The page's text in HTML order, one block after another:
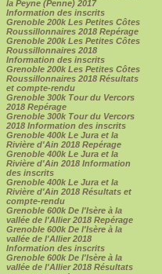
la Peyne (Penne) 2017
Information des inscrits
Grenoble 200k Les Petites Côtes
Roussillonnaires 2018 Repérage
Grenoble 200k Les Petites Côtes
Roussillonnaires 2018
Information des inscrits
Grenoble 200k Les Petites Côtes
Roussillonnaires 2018 Résultats
et compte-rendu
Grenoble 300k Tour du Vercors
2018 Repérage
Grenoble 300k Tour du Vercors
2018 Information des inscrits
Grenoble 400k Le Jura et la
Rivière d'Ain 2018 Repérage
Grenoble 400k Le Jura et la
Rivière d'Ain 2018 Information
des inscrits
Grenoble 400k Le Jura et la
Rivière d'Ain 2018 Résultats et
compte-rendu
Grenoble 600k De l'Isère à la
vallée de l'Allier 2018 Repérage
Grenoble 600k De l'Isère à la
vallée de l'Allier 2018
Information des inscrits
Grenoble 600k De l'Isère à la
vallée de l'Allier 2018 Résultats